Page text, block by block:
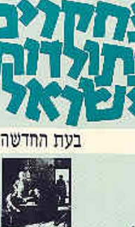
העיסוק בהיסטוריה של עם
ישראל עובר גם הוא מהפכה
בשנים האחרונות, ובאכסניות
רבות בארץ ובעולם קמים
חוקרים המשלבים הן במחקרם
והן בהוראה שלהם נושאים
מתחום זה - גם אם אינם
מתרכזים...